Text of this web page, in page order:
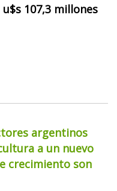
u$s 107,3 millones
argentinos
a un nuevo
crecimiento son